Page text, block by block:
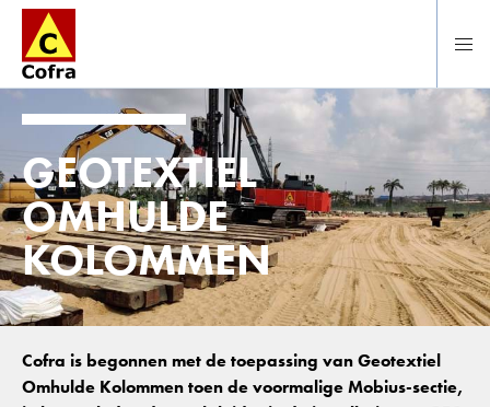
Direct naar hoofdinhoud
GEOTEXTIEL
OMHULDE
KOLOMMEN
Cofra is begonnen met de toepassing van Geotextiel
Omhulde Kolommen toen de voormalige Mobius-sectie,